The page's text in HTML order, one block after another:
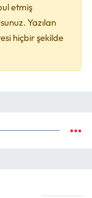
etmiş
Yazılan
hiçbir şekilde